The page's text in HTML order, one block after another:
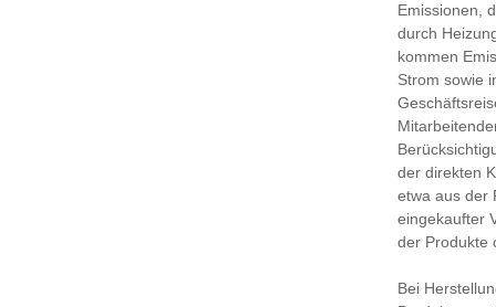
Emissionen,
durch
kommen
Strom sowie
der direkten
etwa aus der
eingekaufter
der Produkte
Bei